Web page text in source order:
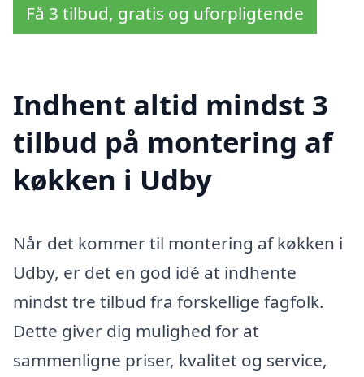
Få 3 tilbud, gratis og uforpligtende
Indhent altid mindst 3
tilbud på montering af
køkken i Udby
Når det kommer til montering af køkken i
Udby, er det en god idé at indhente
mindst tre tilbud fra forskellige fagfolk.
Dette giver dig mulighed for at
sammenligne priser, kvalitet og service,